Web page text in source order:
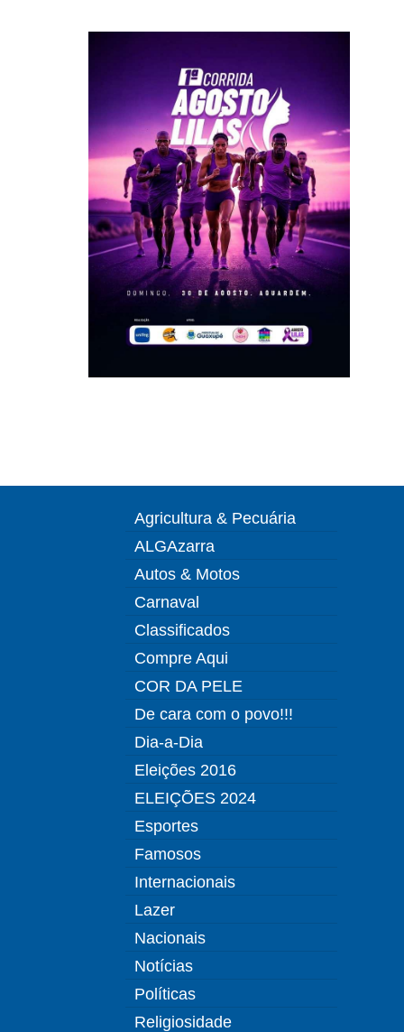
Agricultura & Pecuária
ALGAzarra
Autos & Motos
Carnaval
Classificados
Compre Aqui
COR DA PELE
De cara com o povo!!!
Dia-a-Dia
Eleições 2016
ELEIÇÕES 2024
Esportes
Famosos
Internacionais
Lazer
Nacionais
Notícias
Políticas
Religiosidade